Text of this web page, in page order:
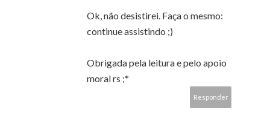
Ok, não desistirei. Faça o mesmo:
continue assistindo ;)
Obrigada pela leitura e pelo apoio
moral rs ;*
Responder